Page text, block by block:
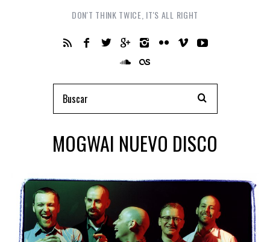
DON'T THINK TWICE, IT'S ALL RIGHT
MOGWAI NUEVO DISCO